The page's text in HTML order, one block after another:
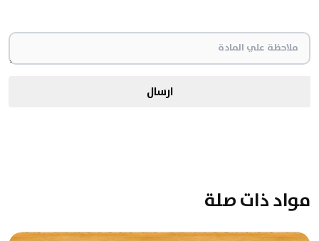
ارسال
مواد ذات صلة